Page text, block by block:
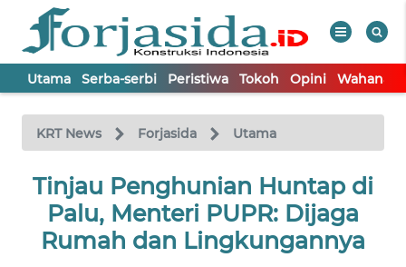
Utama Serba-serbi Peristiwa Tokoh Opini Wahana
KRT News Forjasida Utama
Tinjau Penghunian Huntap di
Palu, Menteri PUPR: Dijaga
Rumah dan Lingkungannya
TV
Tutup
UTAMA
SERBA-
SERBI